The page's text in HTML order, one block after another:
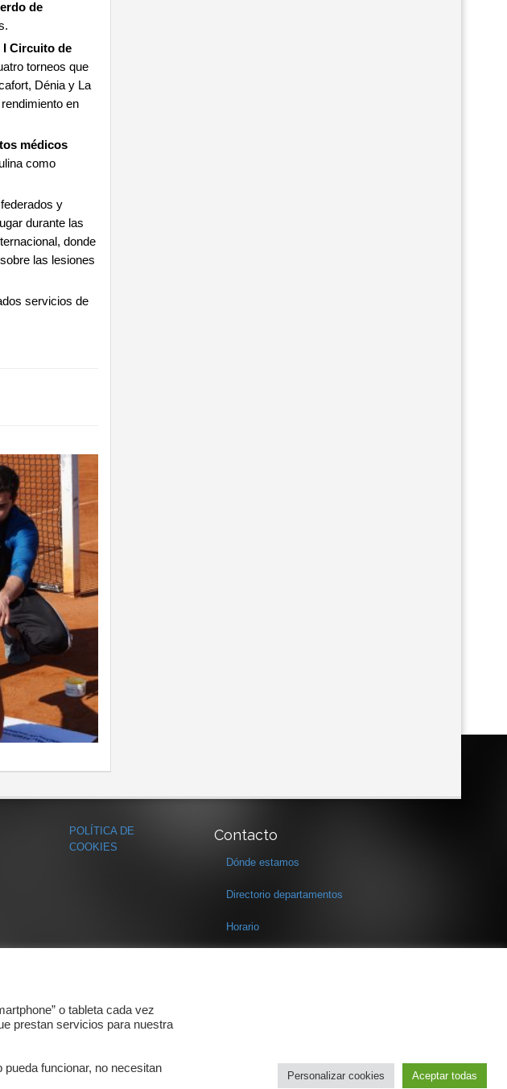
de
I Circuito de
torneos que
Dénia y La
en
médicos
como
y
durante las
donde
las lesiones
servicios de
POLÍTICA DE
COOKIES
Contacto
Dónde estamos
Directorio departamentos
Horario
o tableta cada vez
prestan servicios para nuestra
funcionar, no necesitan
Personalizar cookies Aceptar todas